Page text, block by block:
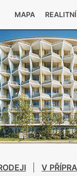
MAPA
V